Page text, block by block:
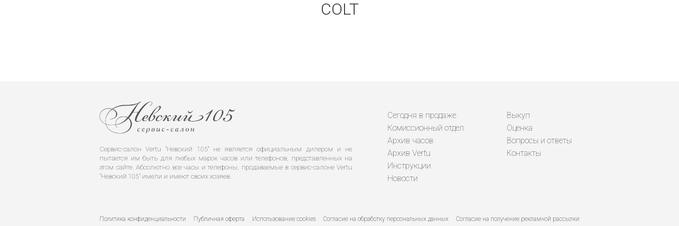
COLT
Сервис-салон Vertu "Невский 105" не является официальным дилером и не
пытается им быть для любых марок часов или телефонов, представленных на
этом сайте. Абсолютно все часы и телефоны, продаваемые в сервис-салоне Vertu
"Невский 105" имели и имеют своих хозяев.
Сегодня в продаже
Комиссионный отдел
Архив часов
Архив Vertu
Инструкции
Новости
Выкуп
Оценка
Вопросы и ответы
Контакты
Политика конфиденциальности Публичная оферта Использование cookies Согласие на обработку персональных данных Согласие на получение рекламной рассылки